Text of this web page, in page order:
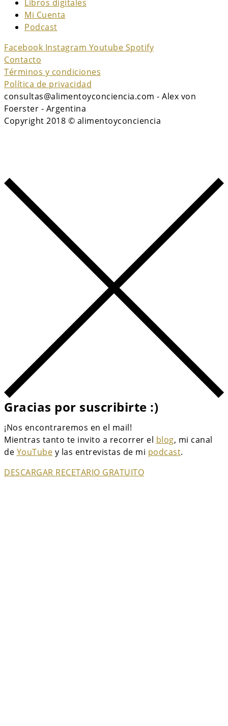
Libros digitales
Mi Cuenta
Podcast
Facebook Instagram Youtube Spotify
Contacto
Términos y condiciones
Política de privacidad
consultas@alimentoyconciencia.com - Alex von
Foerster - Argentina
Copyright 2018 © alimentoyconciencia
Gracias por suscribirte :)
¡Nos encontraremos en el mail!
Mientras tanto te invito a recorrer el blog, mi canal
de YouTube y las entrevistas de mi podcast.
DESCARGAR RECETARIO GRATUITO